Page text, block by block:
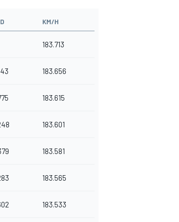
KM/H
183.713
183.656
183.615
183.601
183.581
183.565
183.533